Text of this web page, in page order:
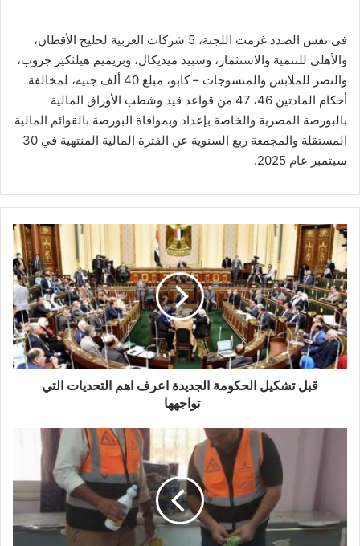
في نفس الصدد غرمت اللجنة، 5 شركات العربية لحليج الأقطان،
والأهلي للتنمية والاستثمار، وسبيد ميديكال، وبريميم هيلثكير جروب،
والنصر للملابس والمنسوجات – كابو، مبلغ 40 ألف جنيه، لمخالفة
أحكام المادتين 46، 47 من قواعد قيد وشطب الأوراق المالية
بالبورصة المصرية والخاصة بإعداد وبموافاة البورصة بالقوائم المالية
المستقلة والمجمعة ربع السنوية عن الفترة المالية المنتهية في 30
سبتمبر عام 2025.
قبل
تشكيل
الحكومة
الجديدة
اعرف
اهم
التحديات
التي
تواجهها
قبل تشكيل الحكومة الجديدة اعرف اهم التحديات التي
تواجهها
التى
اغلقتها